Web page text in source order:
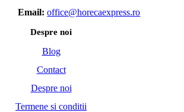
Email: office@horecaexpress.ro
Despre noi
Blog
Contact
Despre noi
Termene si conditii